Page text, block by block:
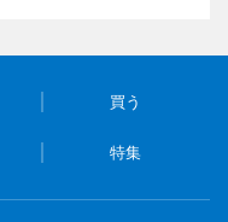
買う
特集